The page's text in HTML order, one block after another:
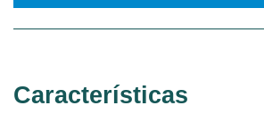
Características